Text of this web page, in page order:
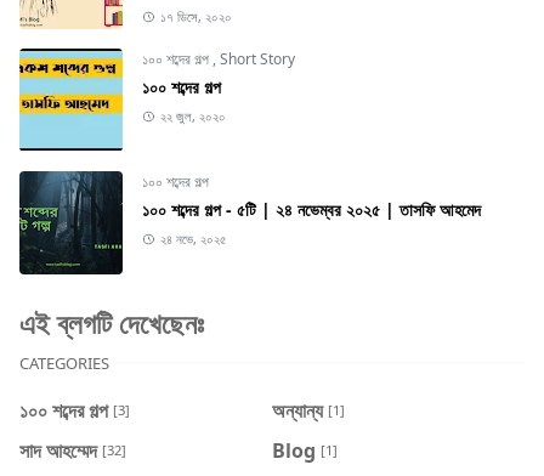
১৭ ডিসে, ২০২০
১০০ শব্দের গল্প ,Short Story
১০০ শব্দের গল্প
২২ জুল, ২০২০
১০০ শব্দের গল্প
১০০ শব্দের গল্প - ৫টি | ২৪ নভেম্বর ২০২৫ | তাসফি আহমেদ
২৪ নভে, ২০২৫
এই ব্লগটি দেখেছেনঃ
CATEGORIES
১০০ শব্দের গল্প [3] অন্যান্য [1]
সাদ আহম্মেদ [32] Blog [1]